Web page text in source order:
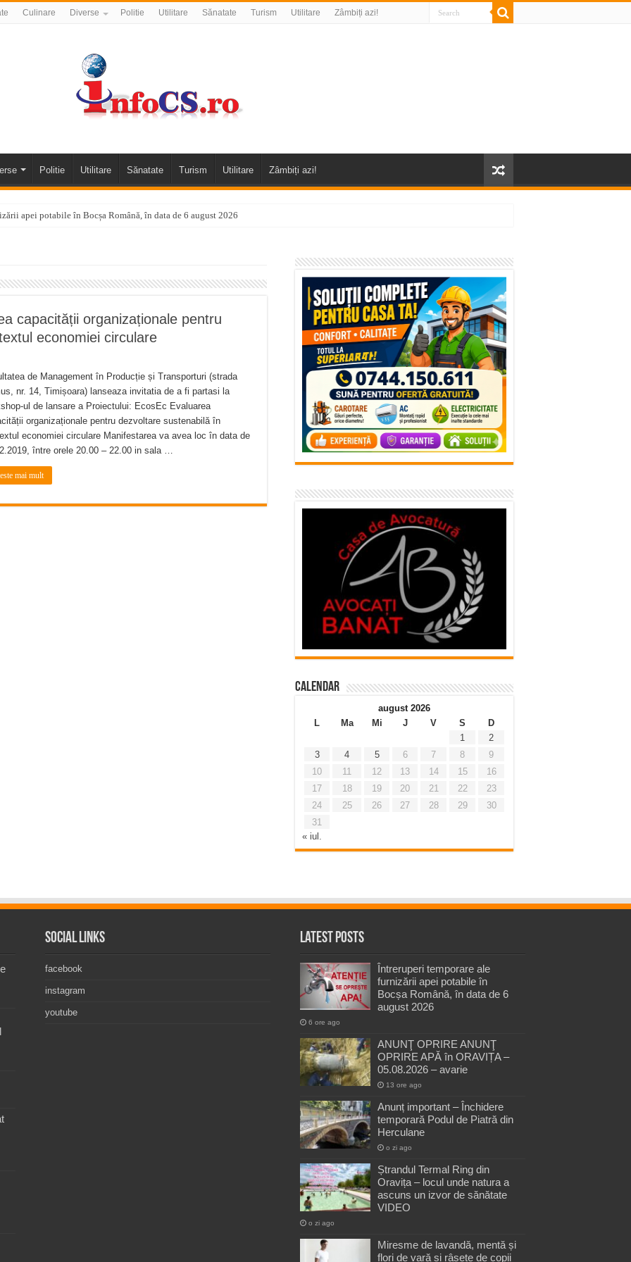
Culinare Diverse Politie Utilitare Sănatate Turism Utilitare Zâmbiți azi!
Politie Utilitare Sănatate Turism Utilitare Zâmbiți azi!
apei potabile în Bocșa Română, în data de 6 august 2026
Podul de Piatră din Herculane
– locul unde natura a ascuns un izvor de sănătate VIDEO
– avarie – 04.08.2026 – str. Văliugului și Plastomet
avarie
cartier Țerova – avarie – 04.08.2026
– avarie – 03.08.2026 – Calea Caransebeșului
capacității organizaționale pentru
economiei circulare
de Management în Producție și Transporturi (strada
nr. 14, Timișoara) lanseaza invitatia de a fi partasi la
ul de lansare a Proiectului: EcosEc Evaluarea
organizaționale pentru dezvoltare sustenabilă în
economiei circulare Manifestarea va avea loc în data de
între orele 20.00 – 22.00 in sala …
mai mult
Calendar
august 2026
L
Ma Mi J V S
D
1
2
3
4 5 6 7 8
9
10
11 12 13 14 15
16
17
18 19 20 21 22
23
24
25 26 27 28 29
30
31
« iul.
Social Links
facebook
instagram
youtube
Latest Posts
Întreruperi temporare ale
furnizării apei potabile în
Bocșa Română, în data de 6
august 2026
6 ore ago
ANUNŢ OPRIRE ANUNŢ
OPRIRE APĂ în ORAVIȚA –
05.08.2026 – avarie
13 ore ago
Anunț important – Închidere
temporară Podul de Piatră din
Herculane
o zi ago
Ștrandul Termal Ring din
Oravița – locul unde natura a
ascuns un izvor de sănătate
VIDEO
o zi ago
Miresme de lavandă, mentă și
flori de vară și râsete de copii